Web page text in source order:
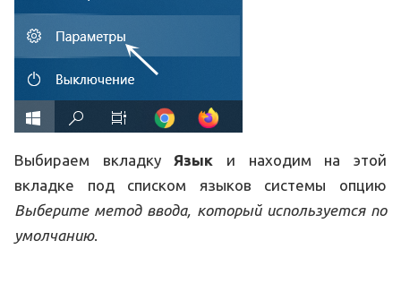
Выбираем вкладку Язык и находим на этой
вкладке под списком языков системы опцию
Выберите метод ввода, который используется по
умолчанию.